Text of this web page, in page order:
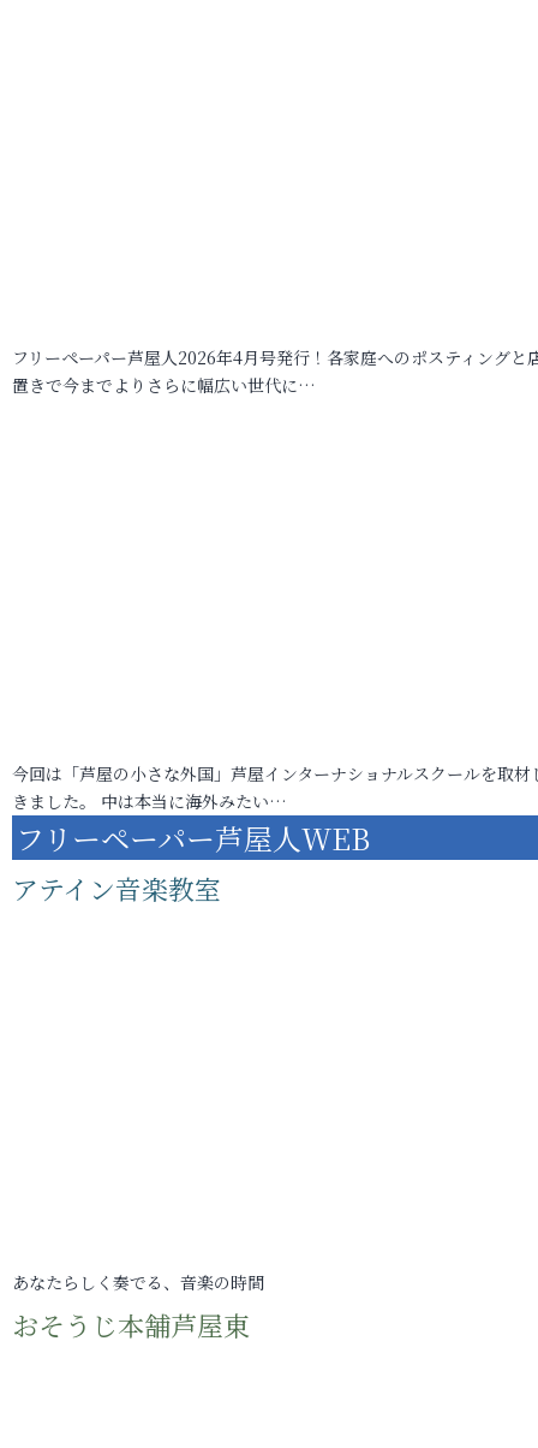
フリーペーパー芦屋人2026年4月号発行！各家庭へのポスティングと
置きで今までよりさらに幅広い世代に…
今回は「芦屋の小さな外国」芦屋インターナショナルスクールを取材
きました。 中は本当に海外みたい…
フリーペーパー芦屋人WEB
アテイン音楽教室
あなたらしく奏でる、音楽の時間
おそうじ本舗芦屋東